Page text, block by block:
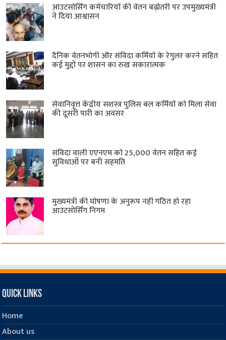
आउटसोर्सिंग कर्मचारियों की वेतन बढ़ोतरी पर उपमुख्यमंत्री
ने दिया आश्वासन
दैनिक वेतनभोगी और संविदा कर्मियों के रेगुलर करने सहित
कई मुद्दों पर शासन का रुख सकारात्मक
सेवानिवृत्त केंद्रीय सशस्त्र पुलिस बल ​कर्मियों को मिला सेवा
की दूसरी पारी का अवसर
संविदा वाली एएनएम को 25,000 वेतन सहित कई
सुविधाओं पर बनी सहमति
मुख्यमंत्री की घोषणा के अनुरूप नहीं गठित हो रहा
आउटसोर्सिंग निगम
Quick Links
Home
About us